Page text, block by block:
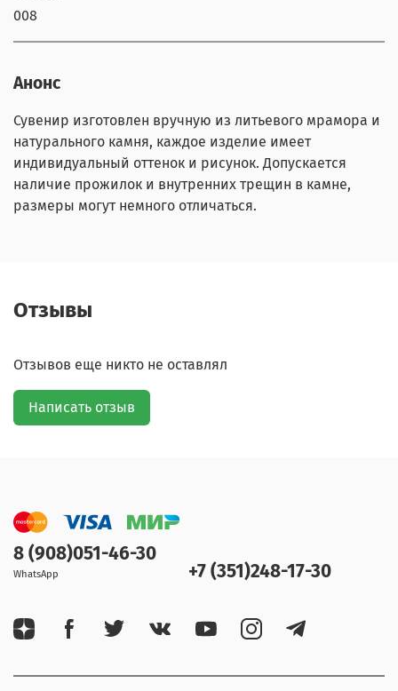
008
Анонс
Сувенир изготовлен вручную из литьевого мрамора и
натурального камня, каждое изделие имеет
индивидуальный оттенок и рисунок. Допускается
наличие прожилок и внутренних трещин в камне,
размеры могут немного отличаться.
Отзывы
Отзывов еще никто не оставлял
Написать отзыв
8 (908)051-46-30
WhatsApp +7 (351)248-17-30